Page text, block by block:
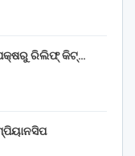
ରିଲିଫ୍ କିଟ୍…